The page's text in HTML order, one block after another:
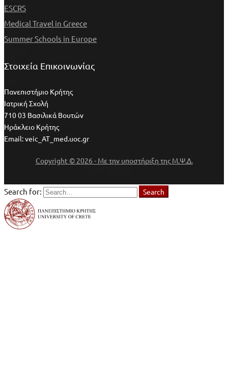
ESCRS
Medical Travel in Greece
Summer Schools in Europe
Στοιχεία Επικοινωνίας
Πανεπιστήμιο Κρήτης
Ιατρική Σχολή
710 03 Βασιλικά Βουτών
Ηράκλειο Κρήτης
Email: veic_AT_med.uoc.gr
Copyright © 2026 - Με την υποστήριξη της Μ.Ψ.Δ.
Search for: Search